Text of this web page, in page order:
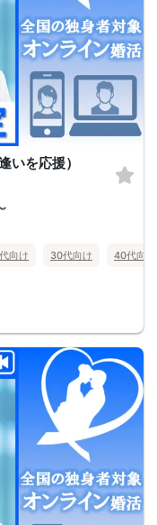
いを応援）
向け 30代向け 40代向け